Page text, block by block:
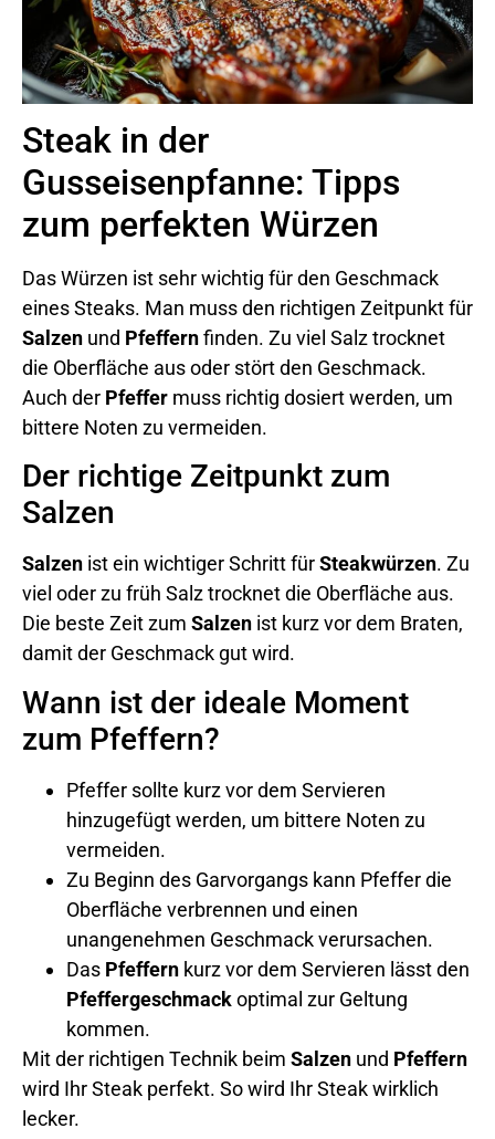
Steak in der
Gusseisenpfanne: Tipps
zum perfekten Würzen
Das Würzen ist sehr wichtig für den Geschmack
eines Steaks. Man muss den richtigen Zeitpunkt für
Salzen und Pfeffernfinden. Zu viel Salz trocknet
die Oberfläche aus oder stört den Geschmack.
Auch der Pfeffer muss richtig dosiert werden, um
bittere Noten zu vermeiden.
Der richtige Zeitpunkt zum
Salzen
Salzen ist ein wichtiger Schritt fürSteakwürzen. Zu
viel oder zu früh Salz trocknet die Oberfläche aus.
Die beste Zeit zum Salzen ist kurz vor dem Braten,
damit der Geschmack gut wird.
Wann ist der ideale Moment
zum Pfeffern?
Pfeffer sollte kurz vor dem Servieren
hinzugefügt werden, um bittere Noten zu
vermeiden.
Zu Beginn des Garvorgangs kann Pfeffer die
Oberfläche verbrennen und einen
unangenehmen Geschmack verursachen.
Das Pfeffern kurz vor dem Servieren lässt den
Pfeffergeschmackoptimal zur Geltung
kommen.
Mit der richtigen Technik beim Salzen und Pfeffern
wird Ihr Steak perfekt. So wird Ihr Steak wirklich
lecker.